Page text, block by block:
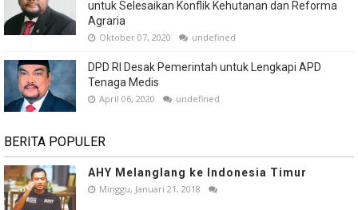
untuk Selesaikan Konflik Kehutanan dan Reforma
Agraria
Oktober 07, 2020 undefined
DPD RI Desak Pemerintah untuk Lengkapi APD
Tenaga Medis
April 06, 2020 undefined
BERITA POPULER
AHY Melanglang ke Indonesia Timur
Minggu, Januari 21, 2018